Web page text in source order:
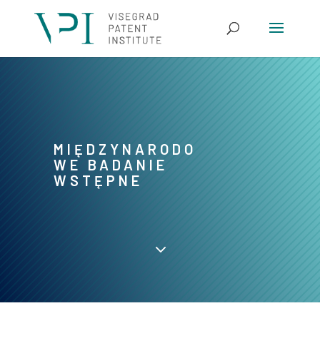
MIĘDZYNARODO
WE BADANIE
WSTĘPNE
3